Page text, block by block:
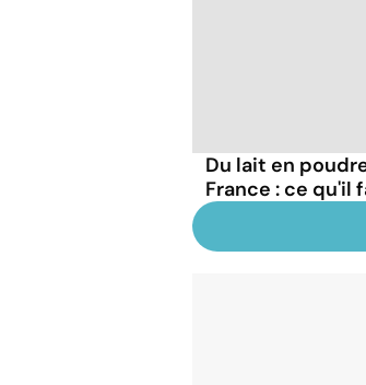
Du lait en
France : ce qu'il